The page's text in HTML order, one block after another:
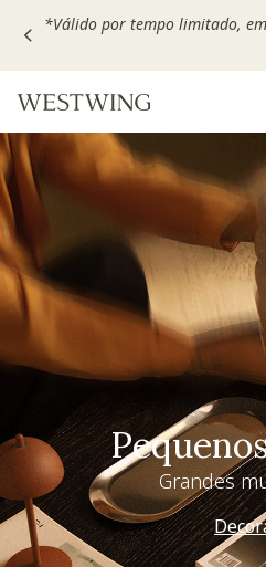
Escolha seu VOUCHER e ganhe
Grandes